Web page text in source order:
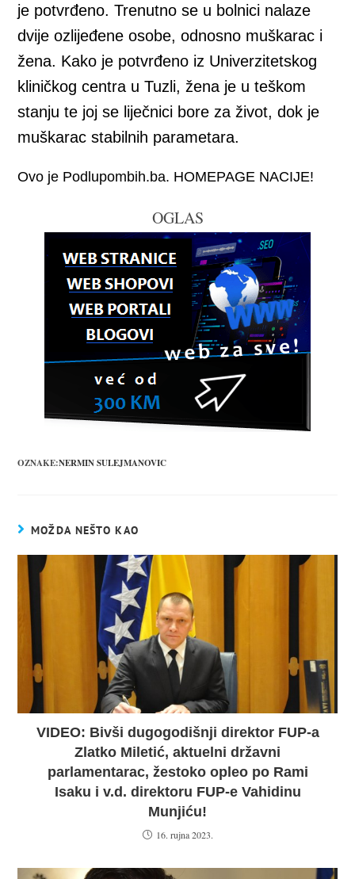
je potvrđeno. Trenutno se u bolnici nalaze
dvije ozlijeđene osobe, odnosno muškarac i
žena. Kako je potvrđeno iz Univerzitetskog
kliničkog centra u Tuzli, žena je u teškom
stanju te joj se liječnici bore za život, dok je
muškarac stabilnih parametara.
Ovo je Podlupombih.ba. HOMEPAGE NACIJE!
OGLAS
OZNAKE:NERMIN SULEJMANOVIC
MOŽDA NEŠTO KAO
VIDEO: Bivši dugogodišnji direktor FUP-a
Zlatko Miletić, aktuelni državni
parlamentarac, žestoko opleo po Rami
Isaku i v.d. direktoru FUP-e Vahidinu
Munjiću!
16. rujna 2023.